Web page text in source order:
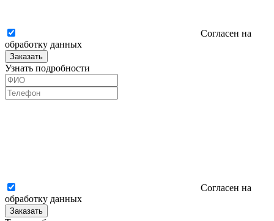
Согласен на
обработку данных
Заказать
Узнать подробности
Согласен на
обработку данных
Заказать